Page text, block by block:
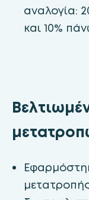
αναλογία:
και 10%